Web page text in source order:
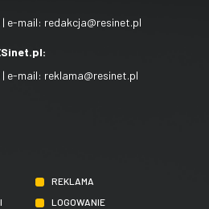
| e-mail: redakcja@resinet.pl
| e-mail: reklama@resinet.pl
REKLAMA
LOGOWANIE